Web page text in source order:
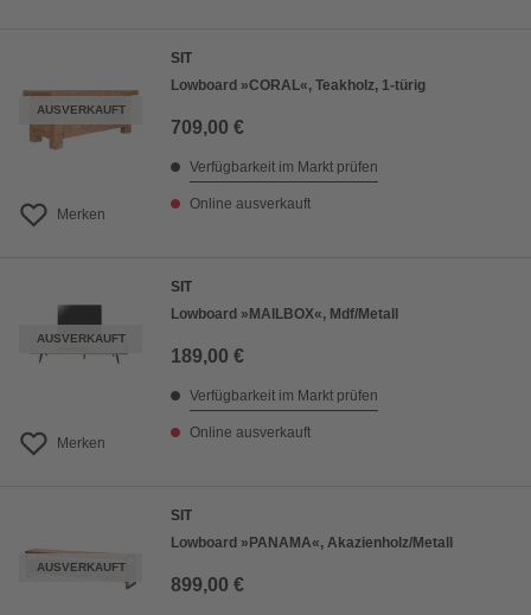
AUSVERKAUFT
Merken
SIT
Lowboard »CORAL«, Teakholz, 1-türig
709,00 €
Verfügbarkeit im Markt prüfen
Online ausverkauft
AUSVERKAUFT
Merken
SIT
Lowboard »MAILBOX«, Mdf/Metall
189,00 €
Verfügbarkeit im Markt prüfen
Online ausverkauft
AUSVERKAUFT
SIT
Lowboard »PANAMA«, Akazienholz/Metall
899,00 €